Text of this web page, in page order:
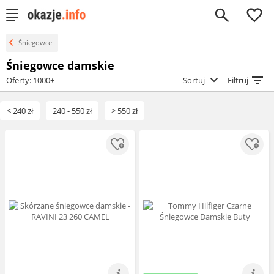
0
Śniegowce
Śniegowce damskie
Oferty: 1000+ Sortuj Filtruj
< 240 zł 240 - 550 zł > 550 zł